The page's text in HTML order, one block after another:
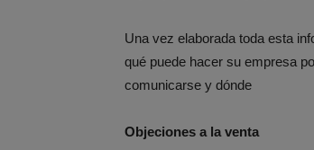
Una vez elaborada toda esta
qué puede hacer su empresa
comunicarse y dónde
Objeciones a la venta